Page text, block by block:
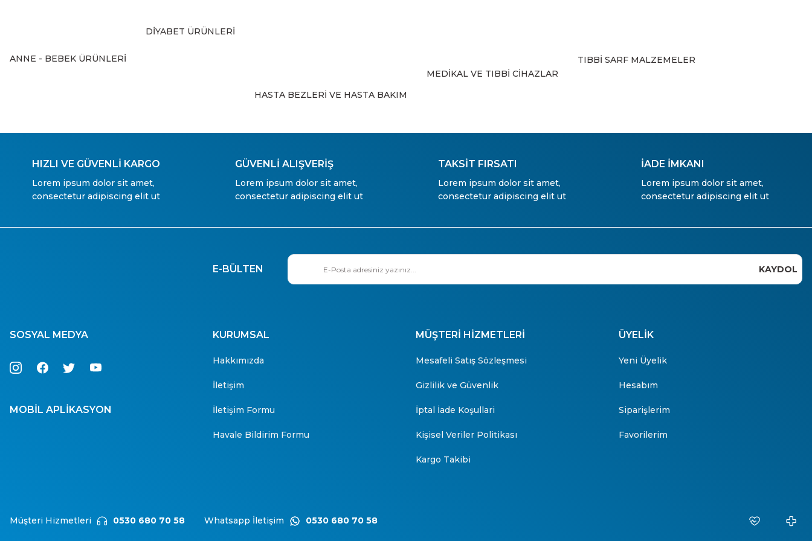
ANNE - BEBEK ÜRÜNLERİ
DİYABET ÜRÜNLERİ
HASTA BEZLERİ VE HASTA BAKIM
MEDİKAL VE TIBBİ CİHAZLAR
TIBBİ SARF MALZEMELER
HIZLI VE GÜVENLİ KARGO
Lorem ipsum dolor sit amet,
consectetur adipiscing elit ut
GÜVENLİ ALIŞVERİŞ
Lorem ipsum dolor sit amet,
consectetur adipiscing elit ut
TAKSİT FIRSATI
Lorem ipsum dolor sit amet,
consectetur adipiscing elit ut
İADE İMKANI
Lorem ipsum dolor sit amet,
consectetur adipiscing elit ut
E-BÜLTEN KAYDOL
SOSYAL MEDYA
MOBİL APLİKASYON
KURUMSAL
Hakkımızda
İletişim
İletişim Formu
Havale Bildirim Formu
MÜŞTERİ HİZMETLERİ
Mesafeli Satış Sözleşmesi
Gizlilik ve Güvenlik
İptal İade Koşullari
Kişisel Veriler Politikası
Kargo Takibi
ÜYELİK
Yeni Üyelik
Hesabım
Siparişlerim
Favorilerim
Müşteri Hizmetleri 0530 680 70 58 Whatsapp İletişim 0530 680 70 58